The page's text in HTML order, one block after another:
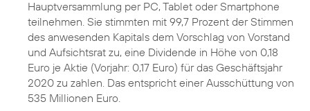
Hauptversammlung per PC, Tablet oder Smartphone
teilnehmen. Sie stimmten mit 99,7 Prozent der Stimmen
des anwesenden Kapitals dem Vorschlag von Vorstand
und Aufsichtsrat zu, eine Dividende in Höhe von 0,18
Euro je Aktie (Vorjahr: 0,17 Euro) für das Geschäftsjahr
2020 zu zahlen. Das entspricht einer Ausschüttung von
535 Millionen Euro.